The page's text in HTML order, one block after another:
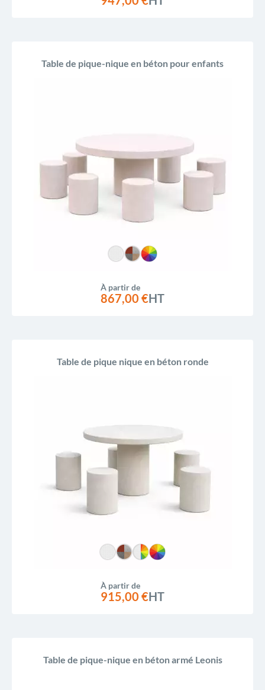
Table de pique-nique en béton pour enfants
À partir de
867,00 €HT
Table de pique nique en béton ronde
À partir de
915,00 €HT
Table de pique-nique en béton armé Leonis